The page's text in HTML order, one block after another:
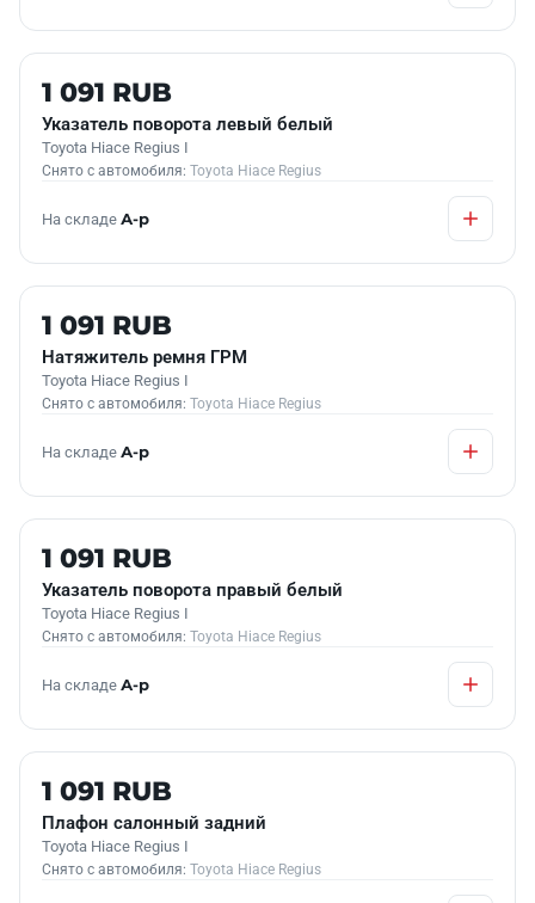
Б/У В НАЛИЧИИ
1 091 RUB
Указатель поворота левый белый
Toyota Hiace Regius I
Снято с автомобиля: Toyota Hiace Regius
На складе А-р
Б/У В НАЛИЧИИ
1 091 RUB
Натяжитель ремня ГРМ
Toyota Hiace Regius I
Снято с автомобиля: Toyota Hiace Regius
На складе А-р
Б/У В НАЛИЧИИ
1 091 RUB
Указатель поворота правый белый
Toyota Hiace Regius I
Снято с автомобиля: Toyota Hiace Regius
На складе А-р
Б/У В НАЛИЧИИ
1 091 RUB
Плафон салонный задний
Toyota Hiace Regius I
Снято с автомобиля: Toyota Hiace Regius